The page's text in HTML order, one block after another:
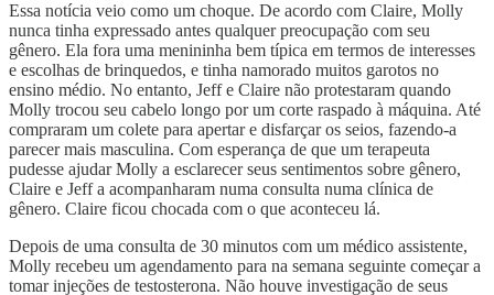
Essa notícia veio como um choque. De acordo com Claire, Molly
nunca tinha expressado antes qualquer preocupação com seu
gênero. Ela fora uma menininha bem típica em termos de interesses
e escolhas de brinquedos, e tinha namorado muitos garotos no
ensino médio. No entanto, Jeff e Claire não protestaram quando
Molly trocou seu cabelo longo por um corte raspado à máquina. Até
compraram um colete para apertar e disfarçar os seios, fazendo-a
parecer mais masculina. Com esperança de que um terapeuta
pudesse ajudar Molly a esclarecer seus sentimentos sobre gênero,
Claire e Jeff a acompanharam numa consulta numa clínica de
gênero. Claire ficou chocada com o que aconteceu lá.
Depois de uma consulta de 30 minutos com um médico assistente,
Molly recebeu um agendamento para na semana seguinte começar a
tomar injeções de testosterona. Não houve investigação de seus